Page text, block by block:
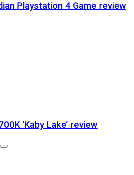
Playstation 4 Game review
‘Kaby Lake’ review